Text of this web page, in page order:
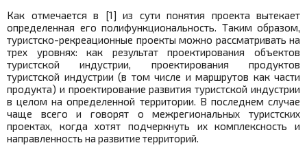
Как отмечается в [1] из сути понятия проекта вытекает
определенная его полифункциональность. Таким образом,
туристско-рекреационные проекты можно рассматривать на
трех уровнях: как результат проектирования объектов
туристской индустрии, проектирования продуктов
туристской индустрии (в том числе и маршрутов как части
продукта) и проектирование развития туристской индустрии
в целом на определенной территории. В последнем случае
чаще всего и говорят о межрегиональных туристских
проектах, когда хотят подчеркнуть их комплексность и
направленность на развитие территорий.